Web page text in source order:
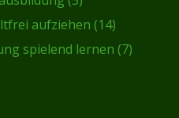
aufziehen (14)
spielend lernen (7)